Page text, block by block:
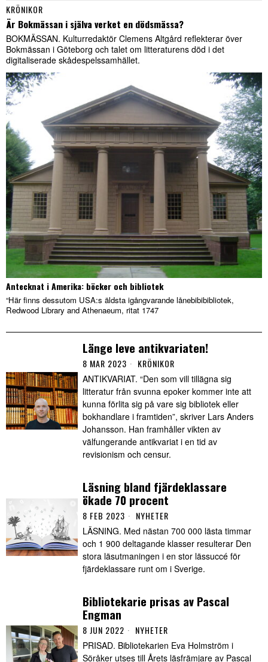
KRÖNIKOR
Är Bokmässan i själva verket en dödsmässa?
BOKMÄSSAN. Kulturredaktör Clemens Altgård reflekterar över
Bokmässan i Göteborg och talet om litteraturens död i det
digitaliserade skådespelssamhället.
Antecknat i Amerika: böcker och bibliotek
“Här finns dessutom USA:s äldsta igångvarande lånebibibibliotek,
Redwood Library and Athenaeum, ritat 1747
Länge leve antikvariaten!
8 MAR 2023 KRÖNIKOR
ANTIKVARIAT. “Den som vill tillägna sig
litteratur från svunna epoker kommer inte att
kunna förlita sig på vare sig bibliotek eller
bokhandlare i framtiden”, skriver Lars Anders
Johansson. Han framhåller vikten av
välfungerande antikvariat i en tid av
revisionism och censur.
Läsning bland fjärdeklassare
ökade 70 procent
8 FEB 2023 NYHETER
LÄSNING. Med nästan 700 000 lästa timmar
och 1 900 deltagande klasser resulterar Den
stora läsutmaningen i en stor lässuccé för
fjärdeklassare runt om i Sverige.
Bibliotekarie prisas av Pascal
Engman
8 JUN 2022 NYHETER
PRISAD. Bibliotekarien Eva Holmström i
Söråker utses till Årets läsfrämjare av Pascal